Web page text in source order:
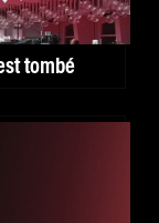
tombé